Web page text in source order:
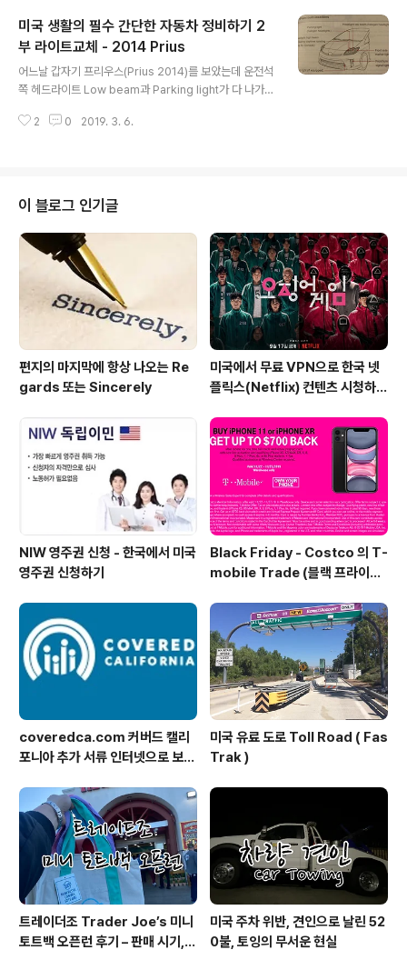
bile의 USIM도 사용이 가능합니다. 현재 법적으로 Unloc
k은 무조건 해줘야 하는 법규가 있으니 안심하십시오. 해결
법을 찾기 위해서, 과거에 사용하는 통신사(Carrier)인 A
T&T 연락을 해보니, 미납요금이 없으면, 본인이 직접 와서
Unlock을 하면 된다고 이야기하더군요. 그 이야기를 듣
고, AT&T 통신사에 직접 ..
미국 생활의 필수 간단한 자동차 정비하기 2
부 라이트교체 - 2014 Prius
어느날 갑자기 프리우스(Prius 2014)를 보았는데 운전석
쪽 헤드라이트 Low beam과 Parking light가 다 나가
(벌금)을 물기에 항상 빨리 교체를 해야 합니다. OMG. Pri
해 보니. 옛날 플라스틱 장난감 설명서 같네요^^;; ** 간단
히 요약하면, 모든 라이트는 오른쪽으로 돌려주면, 풀리고
가볍게 당기면 빠지게 되어 있습니다. [ Ower book에 나
오는 각 파트내용 ] [정상-조수석, Bulb나감-운전석] 조수
석 (정상) 운전석 (라이트 나감 Head..
2 0 2019. 3. 6.
이 블로그 인기글
편지의 마지막에 항상 나오는 Re
gards 또는 Sincerely
미국에서 무료 VPN으로 한국 넷
플릭스(Netflix) 컨텐츠 시청하는
도 가능)
NIW 영주권 신청 - 한국에서 미국
영주권 신청하기
Black Friday - Costco 의 T-
mobile Trade (블랙 프라이데
coveredca.com 커버드 캘리
포니아 추가 서류 인터넷으로 보내
미국 유료 도로 Toll Road ( Fas
Trak )
트레이더조 Trader Joe’s 미니
토트백 오픈런 후기 – 판매 시기,
미국 주차 위반, 견인으로 날린 52
0불, 토잉의 무서운 현실